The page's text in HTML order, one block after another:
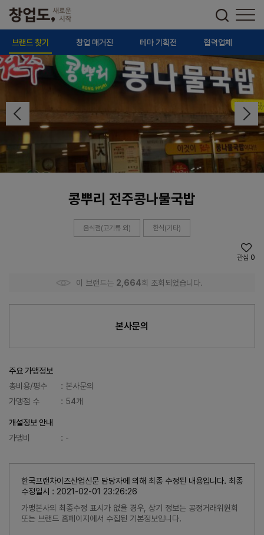
브랜드 찾기 창업 매거진 테마 기획전 협력업체
콩뿌리 전주콩나물국밥
음식점(고기류 외) 한식(기타)
관심 0
이 브랜드는 2,664회 조회되었습니다.
본사문의
주요 가맹정보
총비용/평수
: 본사문의
가맹점 수
: 54개
개설정보 안내
가맹비
: -
한국프랜차이즈산업신문 담당자에 의해 최종 수정된 내용입니다. 최종
수정일시 : 2021-02-01 23:26:26
가맹본사의 최종수정 표시가 없을 경우, 상기 정보는 공정거래위원회
또는 브랜드 홈페이지에서 수집된 기본정보입니다.